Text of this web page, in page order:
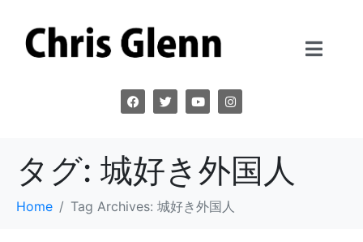
タグ: 城好き外国人
Home Tag Archives: 城好き外国人